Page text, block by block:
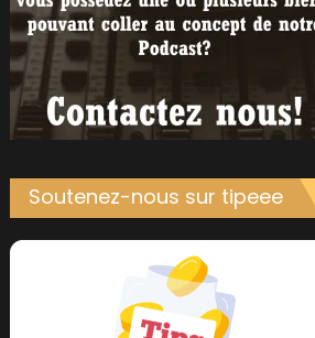
Soutenez-nous sur tipeee